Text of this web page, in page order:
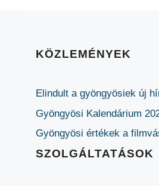
KÖZLEMÉNYEK
Elindult a gyöngyösiek új
Gyöngyösi Kalendárium
Gyöngyösi értékek a
SZOLGÁLTATÁSOK